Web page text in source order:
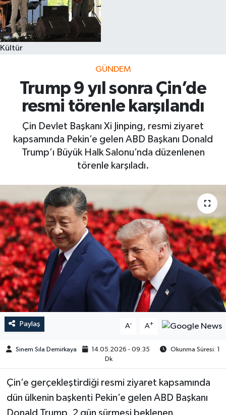
Kültür
GÜNDEM
Trump 9 yıl sonra Çin’de
resmi törenle karşılandı
Çin Devlet Başkanı Xi Jinping, resmi ziyaret
kapsamında Pekin’e gelen ABD Başkanı Donald
Trump’ı Büyük Halk Salonu’nda düzenlenen
törenle karşıladı.
Paylaş A- A+
Sinem Sıla Demirkaya 14.05.2026 - 09:35
Okunma Süresi: 1
Dk
Çin’e gerçekleştirdiği resmi ziyaret kapsamında
dün ülkenin başkenti Pekin’e gelen ABD Başkanı